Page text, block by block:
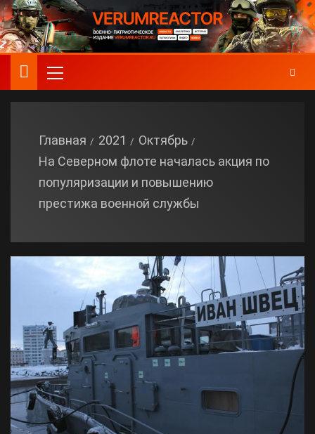
Главная 2021
Октябрь
На Северном флоте началась акция по
популяризации и повышению
престижа военной службы